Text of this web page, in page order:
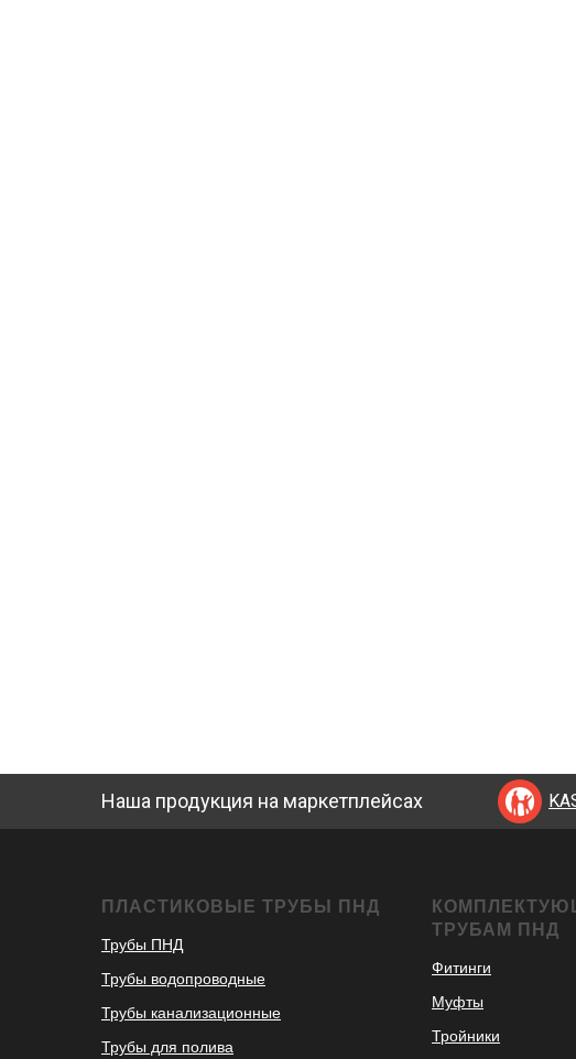
Наша продукция на маркетплейсах
ПЛАСТИКОВЫЕ ТРУБЫ ПНД
Трубы ПНД
Трубы водопроводные
Трубы канализационные
Трубы для полива
ТРУБАМ ПНД
Фитинги
Муфты
Тройники